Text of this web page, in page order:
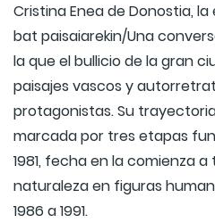
Cristina Enea de Donostia, la
bat paisaiarekin/Una
la que el bullicio de la gran
paisajes vascos y
protagonistas. Su
marcada por tres etapas
1981, fecha en la comienza
naturaleza en figuras
1986 a 1991.